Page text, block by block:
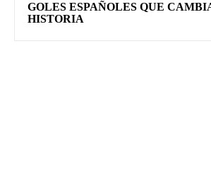
GOLES ESPAÑOLES QUE
HISTORIA